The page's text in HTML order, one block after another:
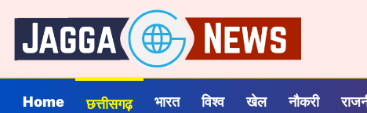
Home छत्तीसगढ़ भारत विश्व खेल नौकरी